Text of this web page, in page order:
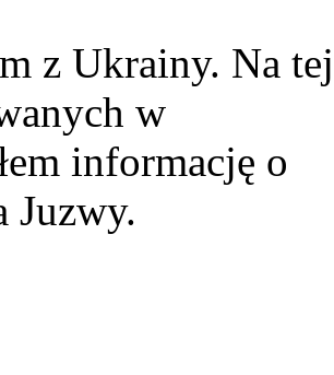
z Ukrainy. Na tej
w
informację o
Juzwy.